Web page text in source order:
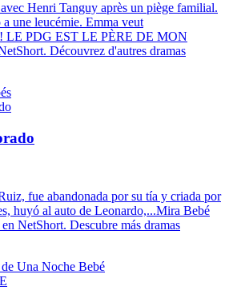
Henri Tanguy après un piège familial.
une leucémie. Emma veut
LE PDG EST LE PÈRE DE MON
Découvrez d'autres dramas
fue abandonada por su tía y criada por
huyó al auto de Leonardo,...Mira Bebé
NetShort. Descubre más dramas
Una Noche Bebé